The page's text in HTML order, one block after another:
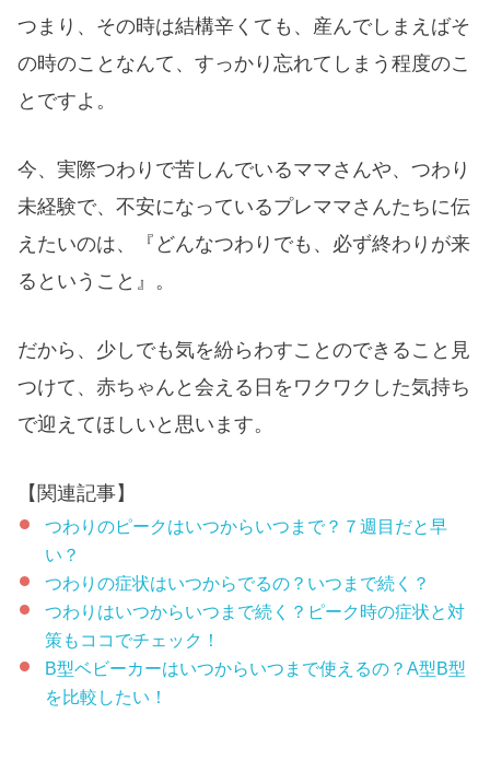
つまり、その時は結構辛くても、産んでしまえばそ
の時のことなんて、すっかり忘れてしまう程度のこ
とですよ。
今、実際つわりで苦しんでいるママさんや、つわり
未経験で、不安になっているプレママさんたちに伝
えたいのは、『 どんなつわりでも、必ず終わりが来
るということ 』。
だから、少しでも気を紛らわすことのできること見
つけて、赤ちゃんと会える日をワクワクした気持ち
で迎えてほしいと思います。
【関連記事】
つわりのピークはいつからいつまで？７週目だと早
い？
つわりの症状はいつからでるの？いつまで続く？
つわりはいつからいつまで続く？ピーク時の症状と対
策もココでチェック！
B型ベビーカーはいつからいつまで使えるの？A型B型
を比較したい！